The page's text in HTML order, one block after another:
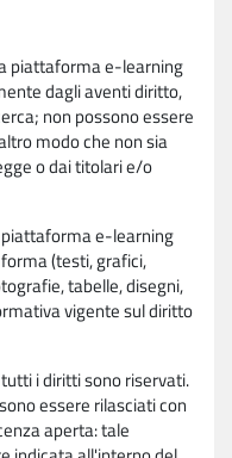
piattaforma e-learning
dagli aventi diritto,
non possono essere
modo che non sia
o dai titolari e/o
e-learning
(testi, grafici,
tabelle, disegni,
vigente sul diritto
i diritti sono riservati.
essere rilasciati con
aperta: tale